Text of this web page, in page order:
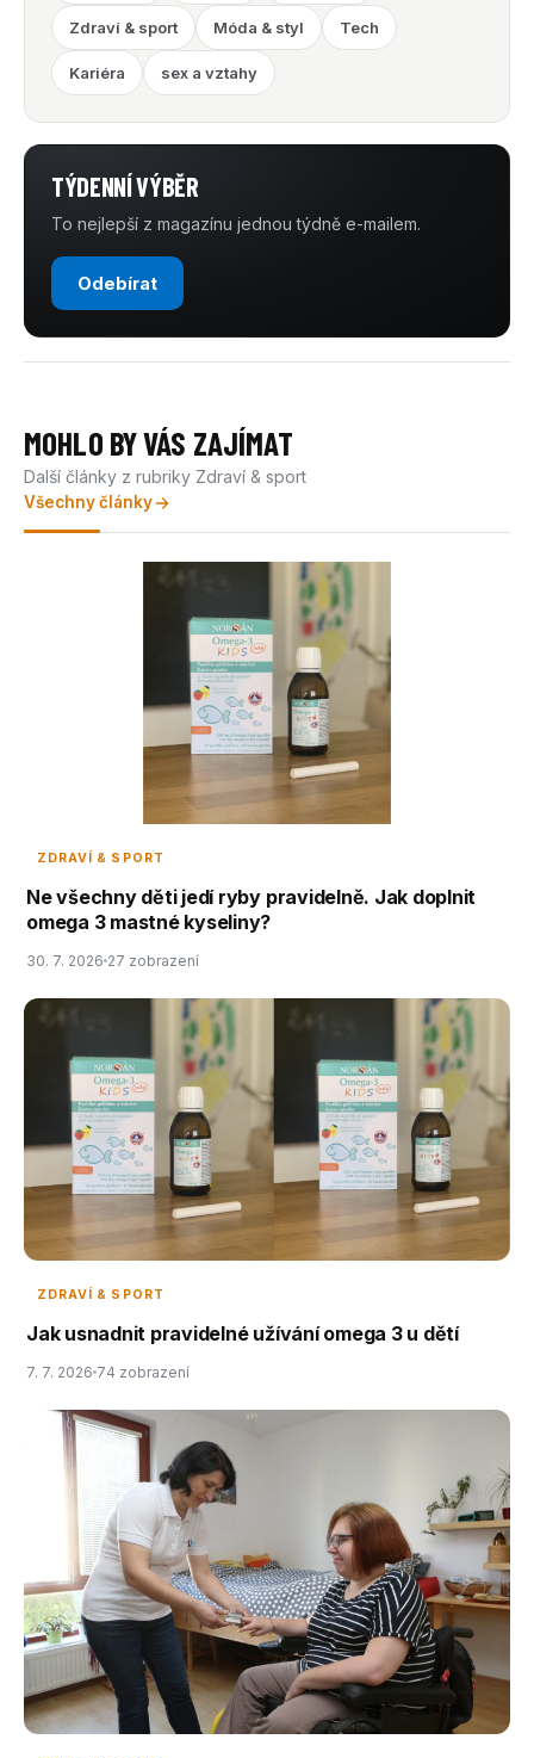
Zdraví & sport Móda & styl Tech
Kariéra sex a vztahy
TÝDENNÍ VÝBĚR
To nejlepší z magazínu jednou týdně e-mailem.
Odebírat
MOHLO BY VÁS ZAJÍMAT
Další články z rubriky Zdraví & sport
Všechny články
ZDRAVÍ & SPORT
Ne všechny děti jedí ryby pravidelně. Jak doplnit
omega 3 mastné kyseliny?
30. 7. 2026 27 zobrazení
ZDRAVÍ & SPORT
Jak usnadnit pravidelné užívání omega 3 u dětí
7. 7. 2026 74 zobrazení